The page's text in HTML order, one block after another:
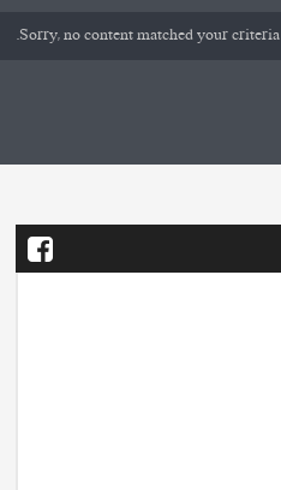
Sorry, no content matched your criteria.